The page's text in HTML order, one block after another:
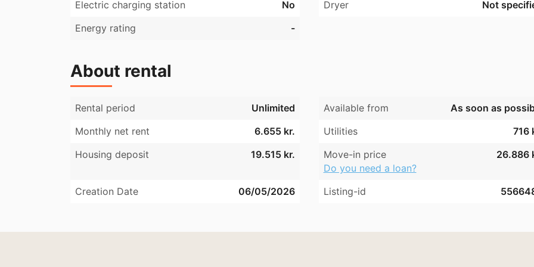
Arbejdet forventes at blive udført sidst i løbet af tidligt forår 2026, og lejeforhøjelsen vil blive
Electric charging station
No Dryer
Not
Energy rating
-
About rental
Rental period Unlimited Available from
As soon as
Monthly net rent
6.655 kr. Utilities
716
Housing deposit
19.515 kr. Move-in price
26.886
Do you need a loan?
Creation Date
06/05/2026 Listing-id